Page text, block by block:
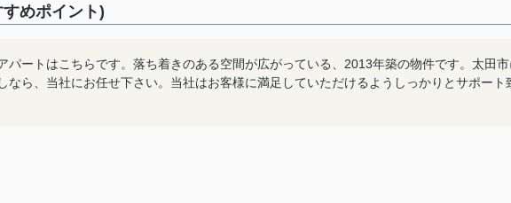
めポイント)
パートはこちらです。落ち着きのある空間が広がっている、2013年築の物件です。太田市
なら、当社にお任せ下さい。当社はお客様に満足していただけるようしっかりとサポート